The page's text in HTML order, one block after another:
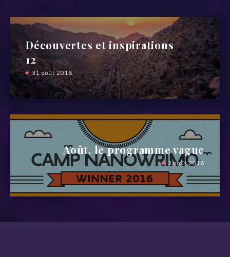
Découvertes et inspirations
12
31 août 2016
Août, le programme vague
3 août 2016